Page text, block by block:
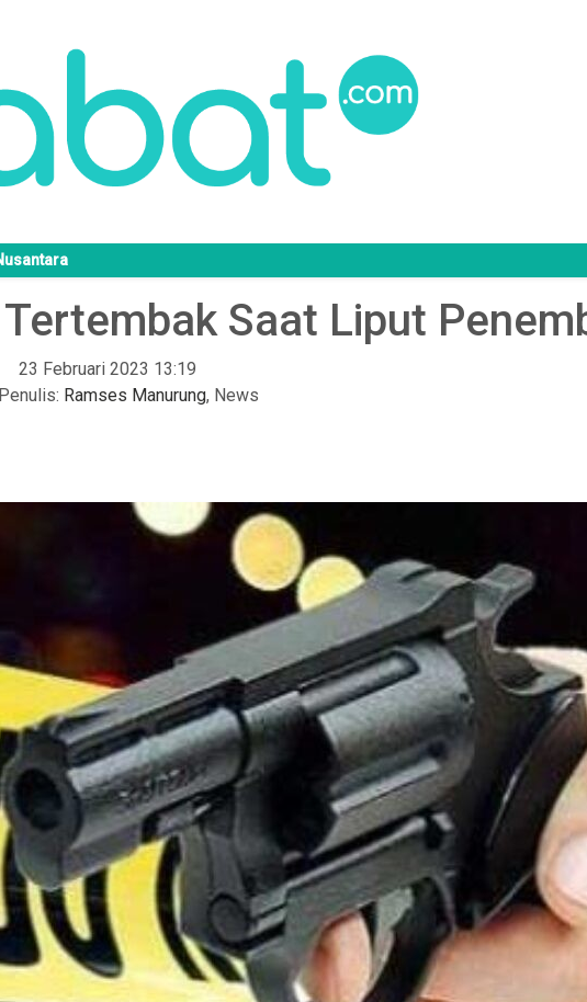
Saat Liput
23 Februari 2023 13:19
Penulis: Ramses Manurung, News